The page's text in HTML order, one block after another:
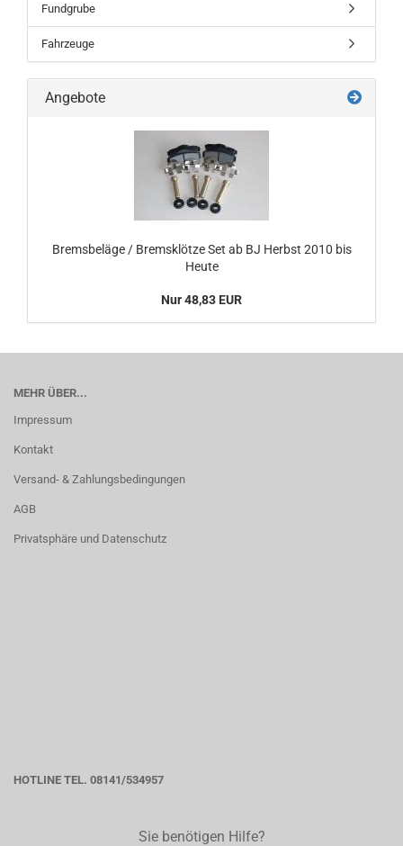
Fundgrube
Fahrzeuge
Angebote
Bremsbeläge / Bremsklötze Set ab BJ Herbst 2010 bis
Heute
Nur 48,83 EUR
MEHR ÜBER...
Impressum
Kontakt
Versand- & Zahlungsbedingungen
AGB
Privatsphäre und Datenschutz
HOTLINE TEL. 08141/534957
Sie benötigen Hilfe?